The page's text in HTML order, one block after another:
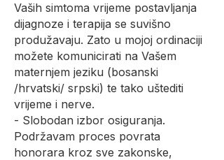
Vaših simtoma vrijeme postavljanja
dijagnoze i terapija se suvišno
produžavaju. Zato u mojoj ordinaciji
možete komunicirati na Vašem
maternjem jeziku (bosanski
/hrvatski/ srpski) te tako uštediti
vrijeme i nerve.
- Slobodan izbor osiguranja.
Podržavam proces povrata
honorara kroz sve zakonske,